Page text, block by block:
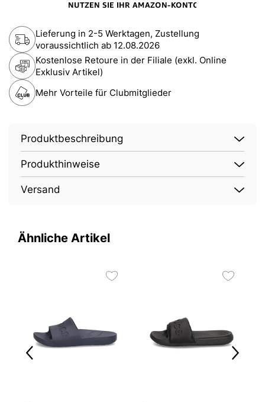
Lieferung in 2-5 Werktagen, Zustellung
voraussichtlich ab 12.08.2026
Kostenlose Retoure in der Filiale (exkl. Online
Exklusiv Artikel)
Mehr Vorteile für Clubmitglieder
Produktbeschreibung
Produkthinweise
Versand
Ähnliche Artikel